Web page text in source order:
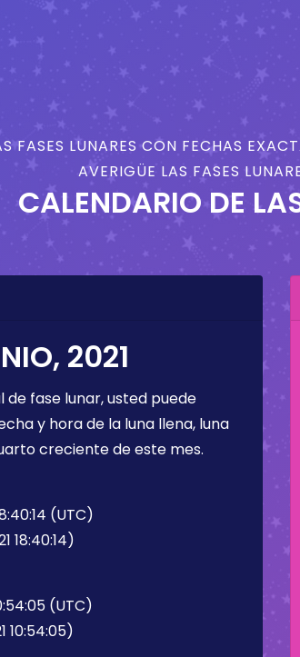
FASES LUNARES CON FECHAS
AVERIGÜE LAS FASES
CALENDARIO DE
2021
de fase lunar, usted puede
y hora de la luna llena, luna
creciente de este mes.
(UTC)
18:40:14)
(UTC)
10:54:05)